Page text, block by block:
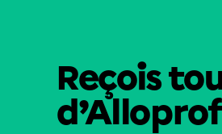
Reçois